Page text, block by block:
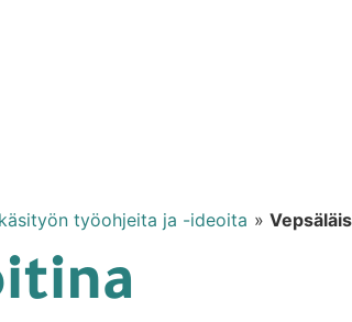
työohjeita ja -ideoita »